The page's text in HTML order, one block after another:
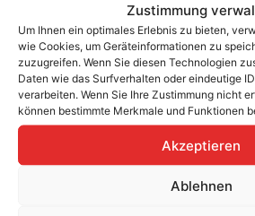
Zustimmung
Um Ihnen ein optimales Erlebnis zu bieten,
wie Cookies, um Geräteinformationen zu
zuzugreifen. Wenn Sie diesen Technologien
Daten wie das Surfverhalten oder eindeutige
verarbeiten. Wenn Sie Ihre Zustimmung nicht
können bestimmte Merkmale und Funktionen
Akzeptieren
Ablehnen
Der Lieferumfang beinhaltet das
Innenteil.
Produktvorteile
Erfüllt die Anforderungen der
TÜV Zertifizierung nach IEC
Kombination mit
UL Zertifizierung nach